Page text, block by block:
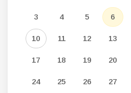
3 4 5 6
10 11 12 13
17 18 19 20
24 25 26 27